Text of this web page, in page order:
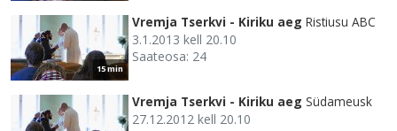
15 min
Vremja Tserkvi - Kiriku aeg Ristiusu ABC
3.1.2013 kell 20.10
Saateosa: 24
Vremja Tserkvi - Kiriku aeg Südameusk
27.12.2012 kell 20.10